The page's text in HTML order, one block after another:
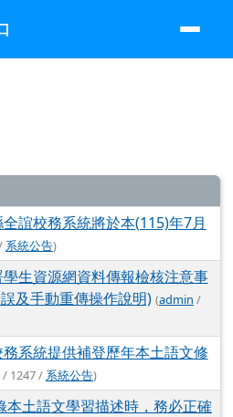
統入口
誼校務系統將於本(115)年7月
系統公告)
學生資源網資料傳報檢核注意事
及手動重傳操作說明) (admin /
務系統提供補登歷年本土語文修
/ 1247 / 系統公告)
本土語文學習描述時，務必正確